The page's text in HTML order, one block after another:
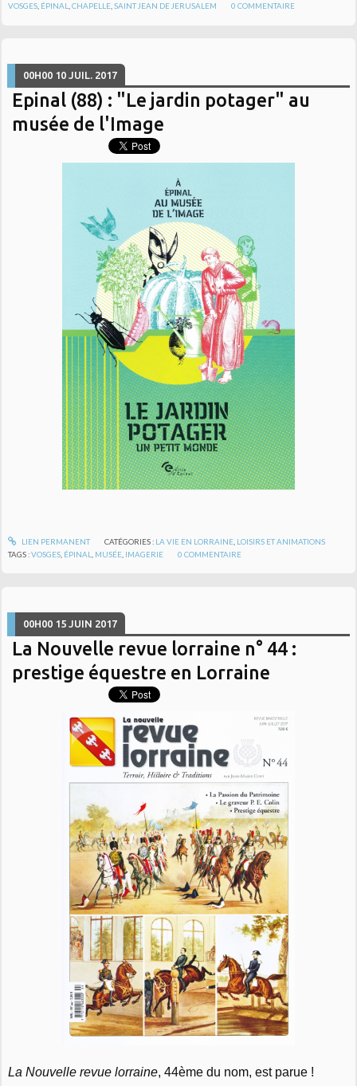
VOSGES ÉPINAL ,CHAPELLE ,SAINT JEAN DE JERUSALEM 0 COMMENTAIRE
00H00 10 JUIL. 2017
Epinal (88) : "Le jardin potager" au
musée de l'Image
LIEN PERMANENT CATÉGORIES : LA VIE EN LORRAINE, LOISIRS ET ANIMATIONS
TAGS :VOSGES ÉPINAL MUSÉE IMAGERIE 0 COMMENTAIRE
00H00 15 JUIN 2017
La Nouvelle revue lorraine n° 44 :
prestige équestre en Lorraine
La Nouvelle revue lorraine, 44ème du nom, est parue !